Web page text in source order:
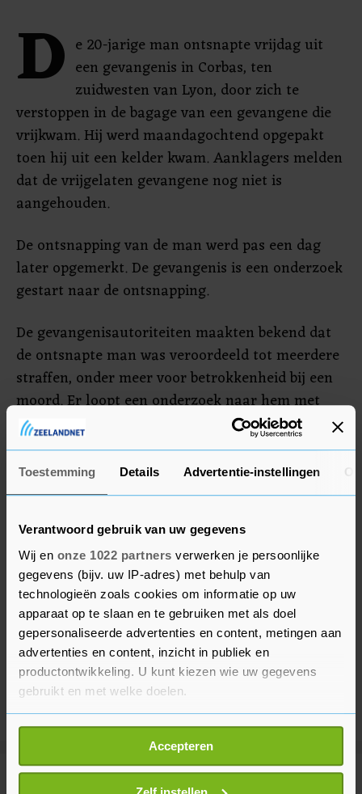
Toestemming Details Advertentie-instellingen
Verantwoord gebruik van uw gegevens
Wij en onze 1022 partners verwerken je persoonlijke
gegevens (bijv. uw IP-adres) met behulp van
technologieën zoals cookies om informatie op uw
apparaat op te slaan en te gebruiken met als doel
gepersonaliseerde advertenties en content, metingen aan
advertenties en content, inzicht in publiek en
productontwikkeling. U kunt kiezen wie uw gegevens
gebruikt en met welke doelen.
Als u het toestaat, willen we ook graag:
Informatie verzamelen over uw geografische
locatie, die tot een paar meter nauwkeurig kan zijn
Uw apparaat identificeren door het actief te
Accepteren
D e 20-jarige man ontsnapte vrijdag uit
een gevangenis in Corbas, ten
zuidwesten van Lyon, door zich te
verstoppen in de bagage van een gevangene die
vrijkwam. Hij werd maandagochtend opgepakt
toen hij uit een kelder kwam. Aanklagers melden
dat de vrijgelaten gevangene nog niet is
aangehouden.
De ontsnapping van de man werd pas een dag
later opgemerkt. De gevangenis is een onderzoek
gestart naar de ontsnapping.
De gevangenisautoriteiten maakten bekend dat
de ontsnapte man was veroordeeld tot meerdere
straffen, onder meer voor betrokkenheid bij een
moord. Er loopt een onderzoek naar hem met
betrekking tot georganiseerde misdaad.
Meer uit Buitenland